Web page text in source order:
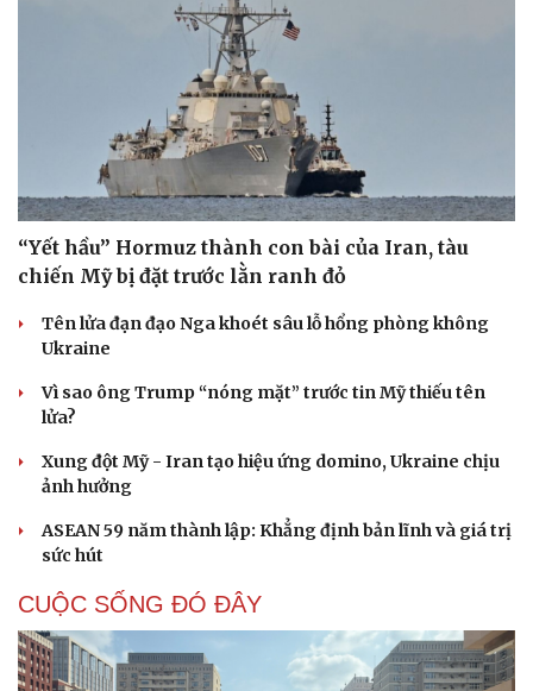
“Yết hầu” Hormuz thành con bài của Iran, tàu
chiến Mỹ bị đặt trước lằn ranh đỏ
Tên lửa đạn đạo Nga khoét sâu lỗ hổng phòng không
Ukraine
Vì sao ông Trump “nóng mặt” trước tin Mỹ thiếu tên
lửa?
Xung đột Mỹ - Iran tạo hiệu ứng domino, Ukraine chịu
ảnh hưởng
ASEAN 59 năm thành lập: Khẳng định bản lĩnh và giá trị
sức hút
CUỘC SỐNG ĐÓ ĐÂY